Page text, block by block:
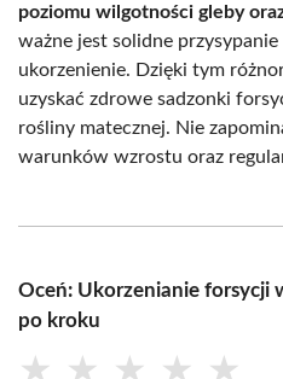
poziomu wilgotności gleby
ważne jest solidne
ukorzenienie. Dzięki tym
uzyskać zdrowe sadzonki
rośliny matecznej. Nie
warunków wzrostu oraz
Oceń: Ukorzenianie forsycji
po kroku
★ ★ ★ ★ ★